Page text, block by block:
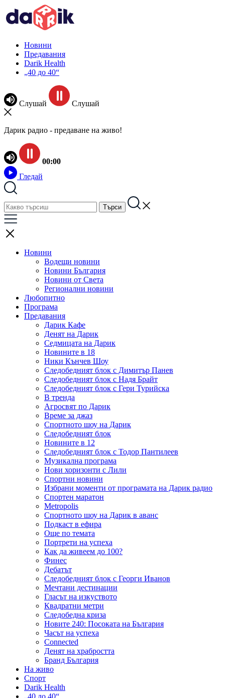
Новини
Предавания
Darik Health
„40 до 40“
Слушай Слушай
Дарик радио - предаване на живо!
00:00
Гледай
Новини
Водещи новини
Новини България
Новини от Света
Регионални новини
Любопитно
Програма
Предавания
Дарик Кафе
Денят на Дарик
Седмицата на Дарик
Новините в 18
Ники Кънчев Шоу
Следобедният блок с Димитър Панев
Следобедният блок с Надя Брайт
Следобедният блок с Гери Турийска
В тренда
Агросвят по Дарик
Време за джаз
Спортното шоу на Дарик
Следобедният блок
Новините в 12
Следобедният блок с Тодор Пантилеев
Музикална програма
Нови хоризонти с Лили
Спортни новини
Избрани моменти от програмата на Дарик радио
Спортен маратон
Metropolis
Спортното шоу на Дарик в аванс
Подкаст в ефира
Още по темата
Портрети на успеха
Как да живеем до 100?
Финес
Дебатът
Следобедният блок с Георги Иванов
Мечтани дестинации
Гласът на изкуството
Квадратни метри
Следобедна криза
Новите 240: Посоката на България
Часът на успеха
Connected
Денят на храбростта
Бранд България
На живо
Спорт
Darik Health
„40 до 40“